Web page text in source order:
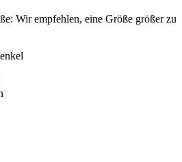
Wir empfehlen, eine Größe größer zu